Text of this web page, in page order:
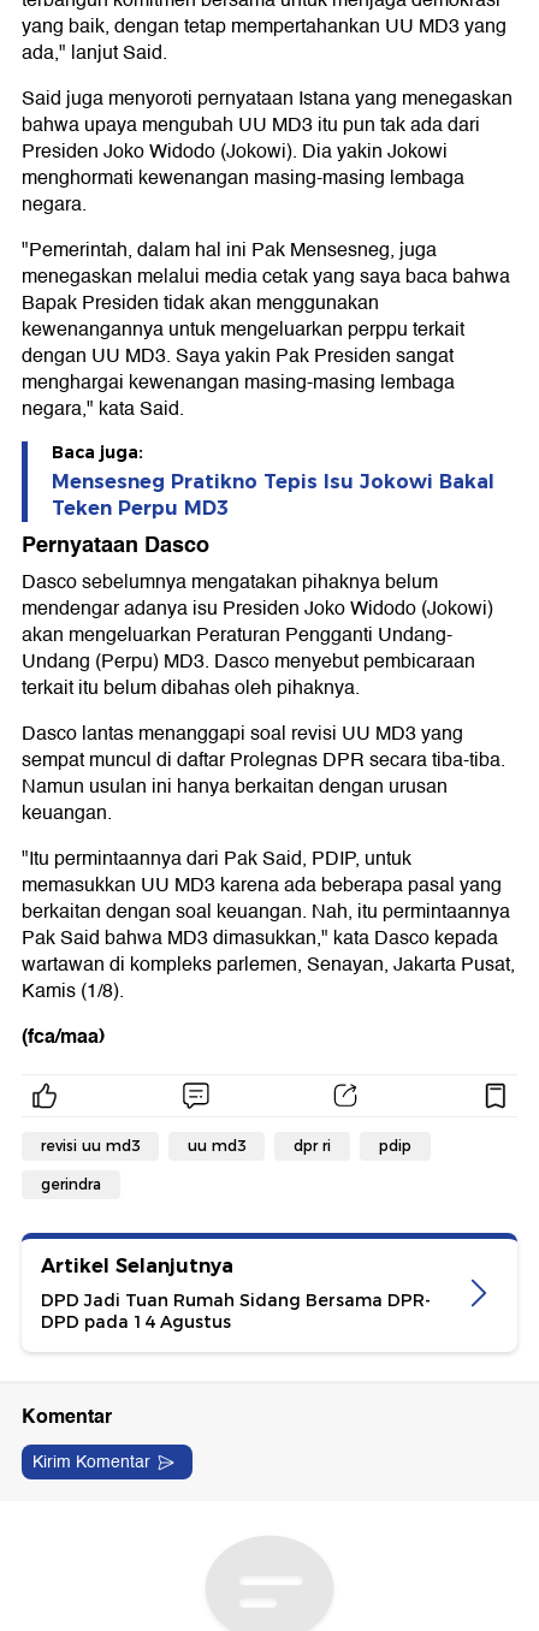
yang baik, dengan tetap mempertahankan UU MD3 yang
ada," lanjut Said.
Said juga menyoroti pernyataan Istana yang menegaskan
bahwa upaya mengubah UU MD3 itu pun tak ada dari
Presiden Joko Widodo (Jokowi). Dia yakin Jokowi
menghormati kewenangan masing-masing lembaga
negara.
"Pemerintah, dalam hal ini Pak Mensesneg, juga
menegaskan melalui media cetak yang saya baca bahwa
Bapak Presiden tidak akan menggunakan
kewenangannya untuk mengeluarkan perppu terkait
dengan UU MD3. Saya yakin Pak Presiden sangat
menghargai kewenangan masing-masing lembaga
negara," kata Said.
Baca juga:
Mensesneg Pratikno Tepis Isu Jokowi Bakal
Teken Perpu MD3
Pernyataan Dasco
Dasco sebelumnya mengatakan pihaknya belum
mendengar adanya isu Presiden Joko Widodo (Jokowi)
akan mengeluarkan Peraturan Pengganti Undang-
Undang (Perpu) MD3. Dasco menyebut pembicaraan
terkait itu belum dibahas oleh pihaknya.
Dasco lantas menanggapi soal revisi UU MD3 yang
sempat muncul di daftar Prolegnas DPR secara tiba-tiba.
Namun usulan ini hanya berkaitan dengan urusan
keuangan.
"Itu permintaannya dari Pak Said, PDIP, untuk
memasukkan UU MD3 karena ada beberapa pasal yang
berkaitan dengan soal keuangan. Nah, itu permintaannya
Pak Said bahwa MD3 dimasukkan," kata Dasco kepada
wartawan di kompleks parlemen, Senayan, Jakarta Pusat,
Kamis (1/8).
(fca/maa)
revisi uu md3 uu md3 dpr ri pdip
gerindra
Artikel Selanjutnya
DPD Jadi Tuan Rumah Sidang Bersama DPR-
DPD pada 14 Agustus